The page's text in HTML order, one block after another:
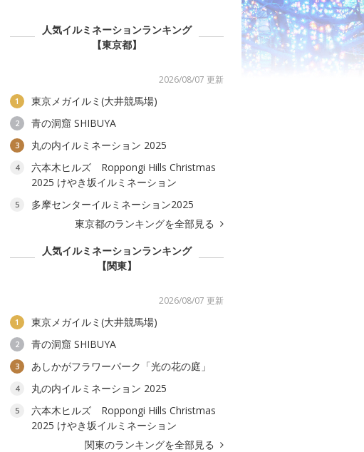
人気イルミネーションランキング
【東京都】
2026/08/07 更新
1 東京メガイルミ(大井競馬場)
2 青の洞窟 SHIBUYA
3 丸の内イルミネーション 2025
4
六本木ヒルズ Roppongi Hills Christmas
2025 けやき坂イルミネーション
5
多摩センターイルミネーション2025
東京都のランキングを全部見る
人気イルミネーションランキング
【関東】
2026/08/07 更新
1 東京メガイルミ(大井競馬場)
2 青の洞窟 SHIBUYA
3 あしかがフラワーパーク「光の花の庭」
4 丸の内イルミネーション 2025
5
六本木ヒルズ Roppongi Hills Christmas
2025 けやき坂イルミネーション
関東のランキングを全部見る